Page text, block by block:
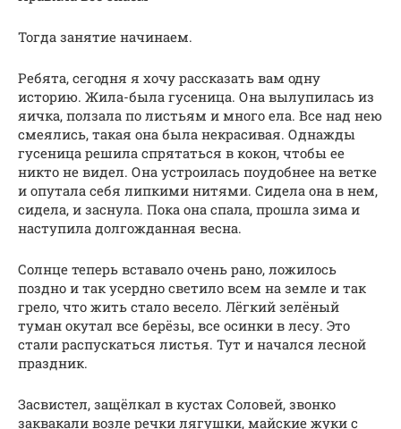
Тогда занятие начинаем.
Ребята, сегодня я хочу рассказать вам одну
историю. Жила-была гусеница. Она вылупилась из
яичка, ползала по листьям и много ела. Все над нею
смеялись, такая она была некрасивая. Однажды
гусеница решила спрятаться в кокон, чтобы ее
никто не видел. Она устроилась поудобнее на ветке
и опутала себя липкими нитями. Сидела она в нем,
сидела, и заснула. Пока она спала, прошла зима и
наступила долгожданная весна.
Солнце теперь вставало очень рано, ложилось
поздно и так усердно светило всем на земле и так
грело, что жить стало весело. Лёгкий зелёный
туман окутал все берёзы, все осинки в лесу. Это
стали распускаться листья. Тут и начался лесной
праздник.
Засвистел, защёлкал в кустах Соловей, звонко
заквакали возле речки лягушки, майские жуки с